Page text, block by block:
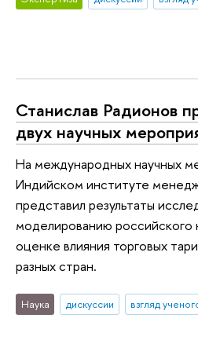
Станислав Радионов
двух научных
На международных научных
Индийском институте
представил результаты
моделированию российского
оценке влияния торговых
разных стран.
Наука дискуссии взгляд